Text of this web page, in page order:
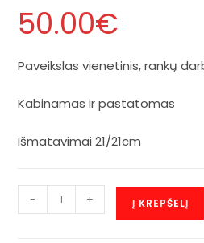
50.00€
Paveikslas vienetinis, rankų
Kabinamas ir pastatomas
Išmatavimai 21/21cm
- + Į KREPŠELĮ